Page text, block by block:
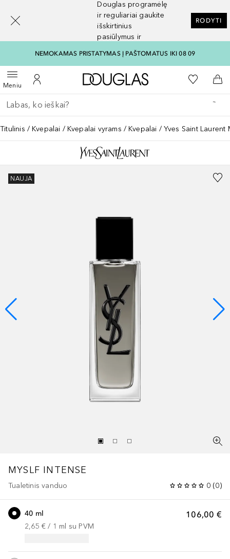
Douglas programėlę
ir reguliariai gaukite
išskirtinius
pasiūlymus ir
RODYTI
NEMOKAMAS PRISTATYMAS Į PAŠTOMATUS IKI 08 09
MeniuAtidaryti meniuĮ mano paskyrą
Į Douglas pagrindinį
Į mano
Į
Grįžk atgal
Vykdykite paiešką
Titulinis Kvepalai Kvepalai vyrams Kvepalai Yves Saint Laurent
NAUJA
MYSLF INTENSE
Tualetinis vanduo 0 (0)
106,00 €
40 ml
2,65 € / 1 ml su PVM
[navigation.slideout.screenreader]